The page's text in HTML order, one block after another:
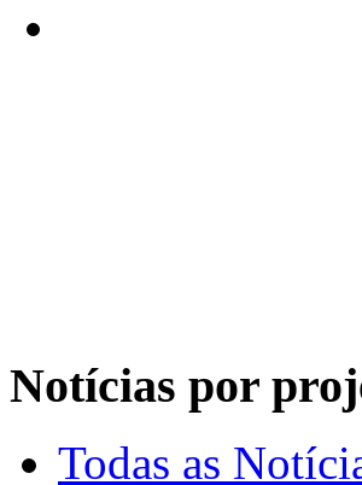
Notícias por
Todas as